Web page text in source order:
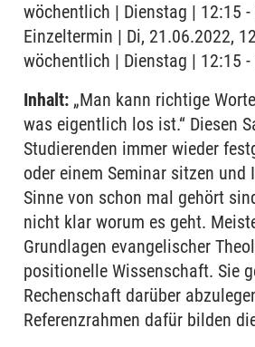
wöchentlich | Dienstag | 12:15
Einzeltermin | Di, 21.06.2022,
wöchentlich | Dienstag | 12:15
Inhalt: „Man kann richtige
was eigentlich los ist.“ Diesen
Studierenden immer wieder
oder einem Seminar sitzen
Sinne von schon mal gehört
nicht klar worum es geht.
Grundlagen evangelischer
positionelle Wissenschaft. Sie
Rechenschaft darüber
Referenzrahmen dafür bilden